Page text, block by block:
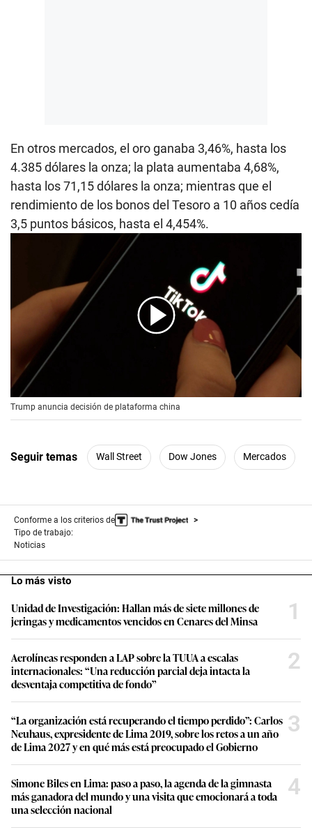
En otros mercados, el oro ganaba 3,46%, hasta los
4.385 dólares la onza; la plata aumentaba 4,68%,
hasta los 71,15 dólares la onza; mientras que el
rendimiento de los bonos del Tesoro a 10 años cedía
3,5 puntos básicos, hasta el 4,454%.
Trump anuncia decisión de plataforma china
Seguir temas Wall Street Dow Jones Mercados
Conforme a los criterios de
Tipo de trabajo:
Noticias
Lo más visto
Unidad de Investigación: Hallan más de siete millones de
jeringas y medicamentos vencidos en Cenares del Minsa
1
Aerolíneas responden a LAP sobre la TUUA a escalas
internacionales: “Una reducción parcial deja intacta la
desventaja competitiva de fondo”
2
“La organización está recuperando el tiempo perdido”: Carlos
Neuhaus, expresidente de Lima 2019, sobre los retos a un año
de Lima 2027 y en qué más está preocupado el Gobierno
3
Simone Biles en Lima: paso a paso, la agenda de la gimnasta
más ganadora del mundo y una visita que emocionará a toda
una selección nacional
4